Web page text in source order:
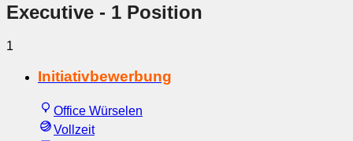
Executive - 1 Position
1
Initiativbewerbung
Office Würselen
Vollzeit